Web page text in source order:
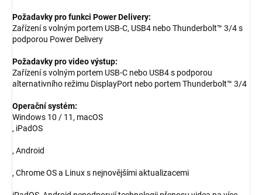
Požadavky pro funkci Power Delivery:
Zařízení s volným portem USB-C, USB4 nebo Thunderbolt™ 3/4 s
podporou Power Delivery
Požadavky pro video výstup:
Zařízení s volným portem USB-C nebo USB4 s podporou
alternativního režimu DisplayPort nebo portem Thunderbolt™ 3/4
Operační systém:
Windows 10 / 11, macOS
, iPadOS
, Android
, Chrome OS a Linux s nejnovějšími aktualizacemi